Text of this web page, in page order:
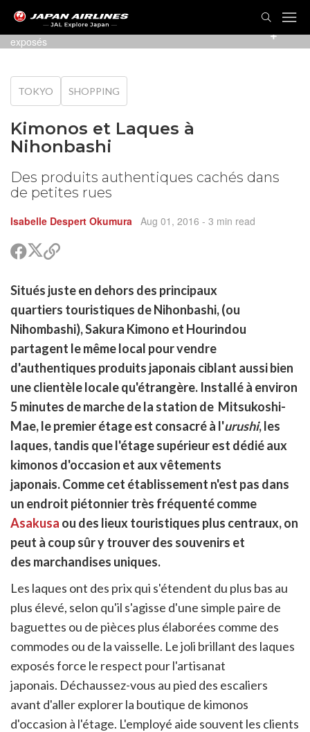
Quelques kimonos avec des motifs artistiques sont
exposés
TOKYO SHOPPING
Kimonos et Laques à
Nihonbashi
Des produits authentiques cachés dans
de petites rues
Isabelle Despert Okumura Aug 01, 2016 - 3 min read
PartagerPartager
sur
Copier
pour
partager
Situés juste en dehors des principaux
quartiers touristiques de Nihonbashi, (ou
Nihombashi), Sakura Kimono et Hourindou
partagent le même local pour vendre
d'authentiques produits japonais ciblant aussi bien
une clientèle locale qu'étrangère. Installé à environ
5 minutes de marche de la station de Mitsukoshi-
Mae, le premier étage est consacré à l'urushi, les
laques, tandis que l'étage supérieur est dédié aux
kimonos d'occasion et aux vêtements
japonais. Comme cet établissement n'est pas dans
un endroit piétonnier très fréquenté comme
Asakusa ou des lieux touristiques plus centraux, on
peut à coup sûr y trouver des souvenirs et
des marchandises uniques.
Les laques ont des prix qui s'étendent du plus bas au
plus élevé, selon qu'il s'agisse d'une simple paire de
baguettes ou de pièces plus élaborées comme des
commodes ou de la vaisselle. Le joli brillant des laques
exposés force le respect pour l'artisanat
japonais. Déchaussez-vous au pied des escaliers
avant d'aller explorer la boutique de kimonos
d'occasion à l'étage. L'employé aide souvent les clients